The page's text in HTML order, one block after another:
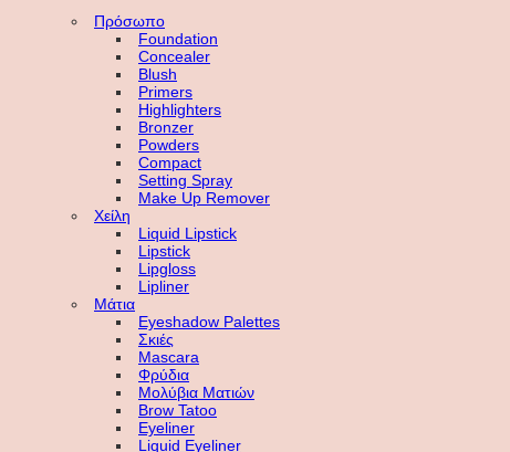
Πρόσωπο
Foundation
Concealer
Blush
Primers
Highlighters
Bronzer
Powders
Compact
Setting Spray
Make Up Remover
Χείλη
Liquid Lipstick
Lipstick
Lipgloss
Lipliner
Μάτια
Eyeshadow Palettes
Σκιές
Mascara
Φρύδια
Μολύβια Ματιών
Brow Tatoo
Eyeliner
Liquid Eyeliner